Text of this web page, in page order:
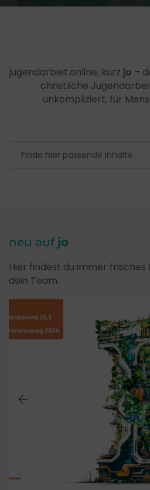
jugendarbeit.online, kurz jo –
christliche
unkompliziert, für
neu auf jo
Hier findest du immer
dein Team.